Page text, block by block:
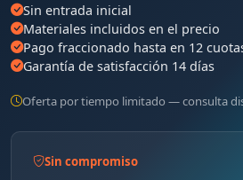
Sin entrada inicial
Materiales incluidos en el precio
Pago fraccionado hasta en 12
Garantía de satisfacción 14 días
Oferta por tiempo limitado — consulta
Sin compromiso